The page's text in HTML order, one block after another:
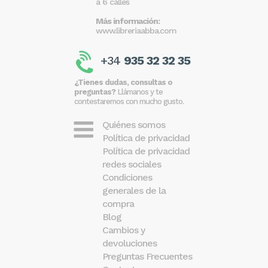
Más información:
www.libreriaabba.com
+34 935 32 32 35
¿Tienes dudas, consultas o
preguntas? Llámanos y te
contestaremos con mucho gusto.
Quiénes somos
Política de privacidad
Política de privacidad
redes sociales
Condiciones
generales de la
compra
Blog
Cambios y
devoluciones
Preguntas Frecuentes